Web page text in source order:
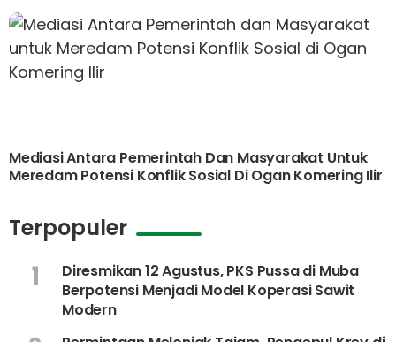
Mediasi Antara Pemerintah Dan Masyarakat Untuk
Meredam Potensi Konflik Sosial Di Ogan Komering Ilir
Terpopuler
1
Diresmikan 12 Agustus, PKS Pussa di Muba
Berpotensi Menjadi Model Koperasi Sawit
Modern